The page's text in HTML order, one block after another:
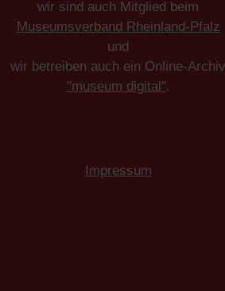
wir sind auch Mitglied beim
Museumsverband Rheinland-Pfalz
und
wir betreiben auch ein Online-Archiv
"museum digital".
Impressum